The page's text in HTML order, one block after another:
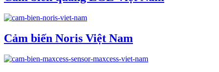
Cảm biến Noris Việt Nam